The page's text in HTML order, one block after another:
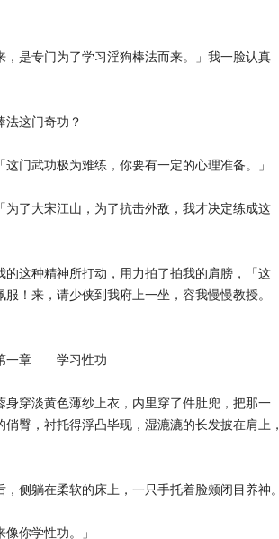
是专门为了学习淫狗棒法而来。」我一脸认真
这门奇功？
武功极为难练，你要有一定的心理准备。」
了大宋江山，为了抗击外敌，我才决定练成这
这种精神所打动，用力拍了拍我的肩膀，「这
！来，请少侠到我府上一坐，容我慢慢教授。
性功
穿淡黄色薄纱上衣，内里穿了件肚兜，把那一
臀，衬托得浮凸毕现，湿漉漉的长发披在肩上，
躺在柔软的床上，一只手托着脸颊闭目养神。
你学性功。」